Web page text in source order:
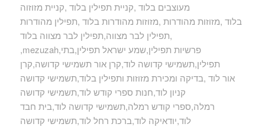
מעוצבים בלוד ,קניית תפילין בלוד ,קניית מזוזוה
בלוד ,מזוזות מהודרות ,מזוזות מהודרות בלוד ,תפילין מהודרות
,תפילין לבר מצווה,תפילין לבר מצווה בלוד
,mezuzah,פרשיות תפילין,שמע ישראל תפילין,בתי
תפילין,תשמישי קדושה לוד,קרן אור תשמישי קדושה,קרן
אור לוד ,בדיקה ומכירת מזוזות ותפילין בלוד,תשמישי קדושה
קניון לוד,חנות ספרי קודש לוד,תשמישי קדושה
רמלה,ספרי קודש רמלה,תשמישי קדושה לוד,בית חבד
לוד,יודאיקה לוד,ברכת רחל לוד,תשמישי קדושה